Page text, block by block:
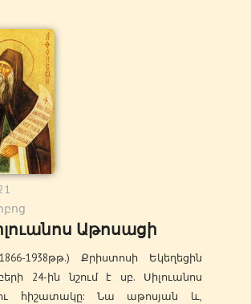
Աթոսացի
Քրիստոսի Եկեղեցին
24-ին նշում է սբ. Սիլուանոս
հիշատակը: Նա աթոսյան և,